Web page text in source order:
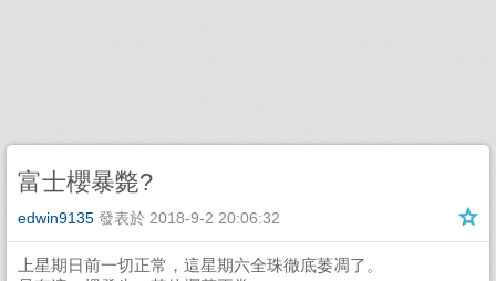
富士櫻暴斃?
edwin9135 發表於 2018-9-2 20:06:32
上星期日前一切正常，這星期六全珠徹底萎凋了。